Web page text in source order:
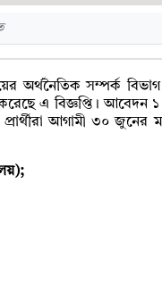
অর্থনৈতিক সম্পর্ক
এ বিজ্ঞপ্তি।
আগামী ৩০ জুনের